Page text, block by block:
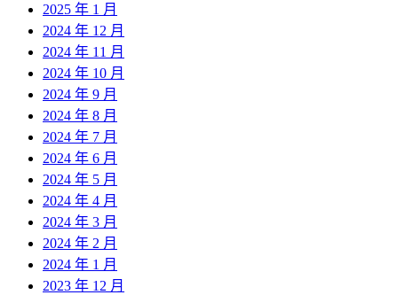
2025 年 1 月
2024 年 12 月
2024 年 11 月
2024 年 10 月
2024 年 9 月
2024 年 8 月
2024 年 7 月
2024 年 6 月
2024 年 5 月
2024 年 4 月
2024 年 3 月
2024 年 2 月
2024 年 1 月
2023 年 12 月